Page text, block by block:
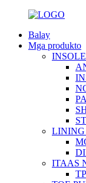
Balay
Mga produkto
LINING
ITAAS